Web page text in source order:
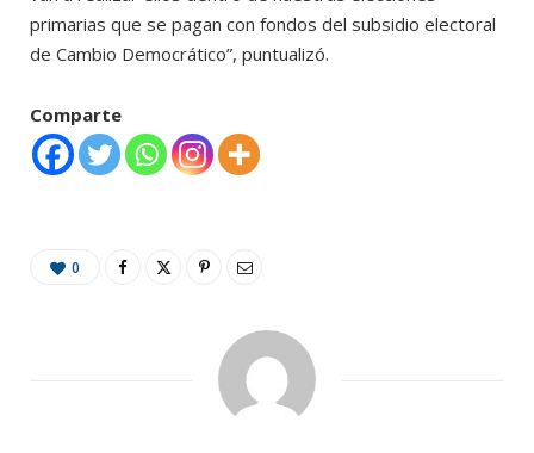
primarias que se pagan con fondos del subsidio electoral
de Cambio Democrático”, puntualizó.
Comparte
0